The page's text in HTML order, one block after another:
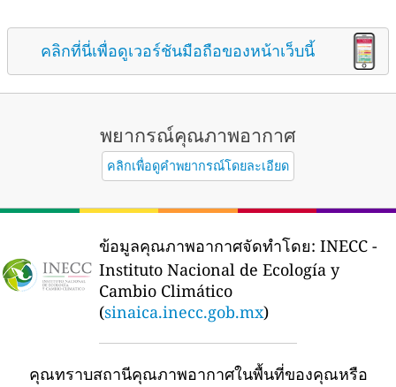
คลิกที่นี่เพื่อดูเวอร์ชันมือถือของหน้าเว็บนี้
พยากรณ์คุณภาพอากาศ
คลิกเพื่อดูคำพยากรณ์โดยละเอียด
ข้อมูลคุณภาพอากาศจัดทำโดย: INECC -
Instituto Nacional de Ecología y
Cambio Climático
(sinaica.inecc.gob.mx)
คุณทราบสถานีคุณภาพอากาศในพื้นที่ของคุณหรือ